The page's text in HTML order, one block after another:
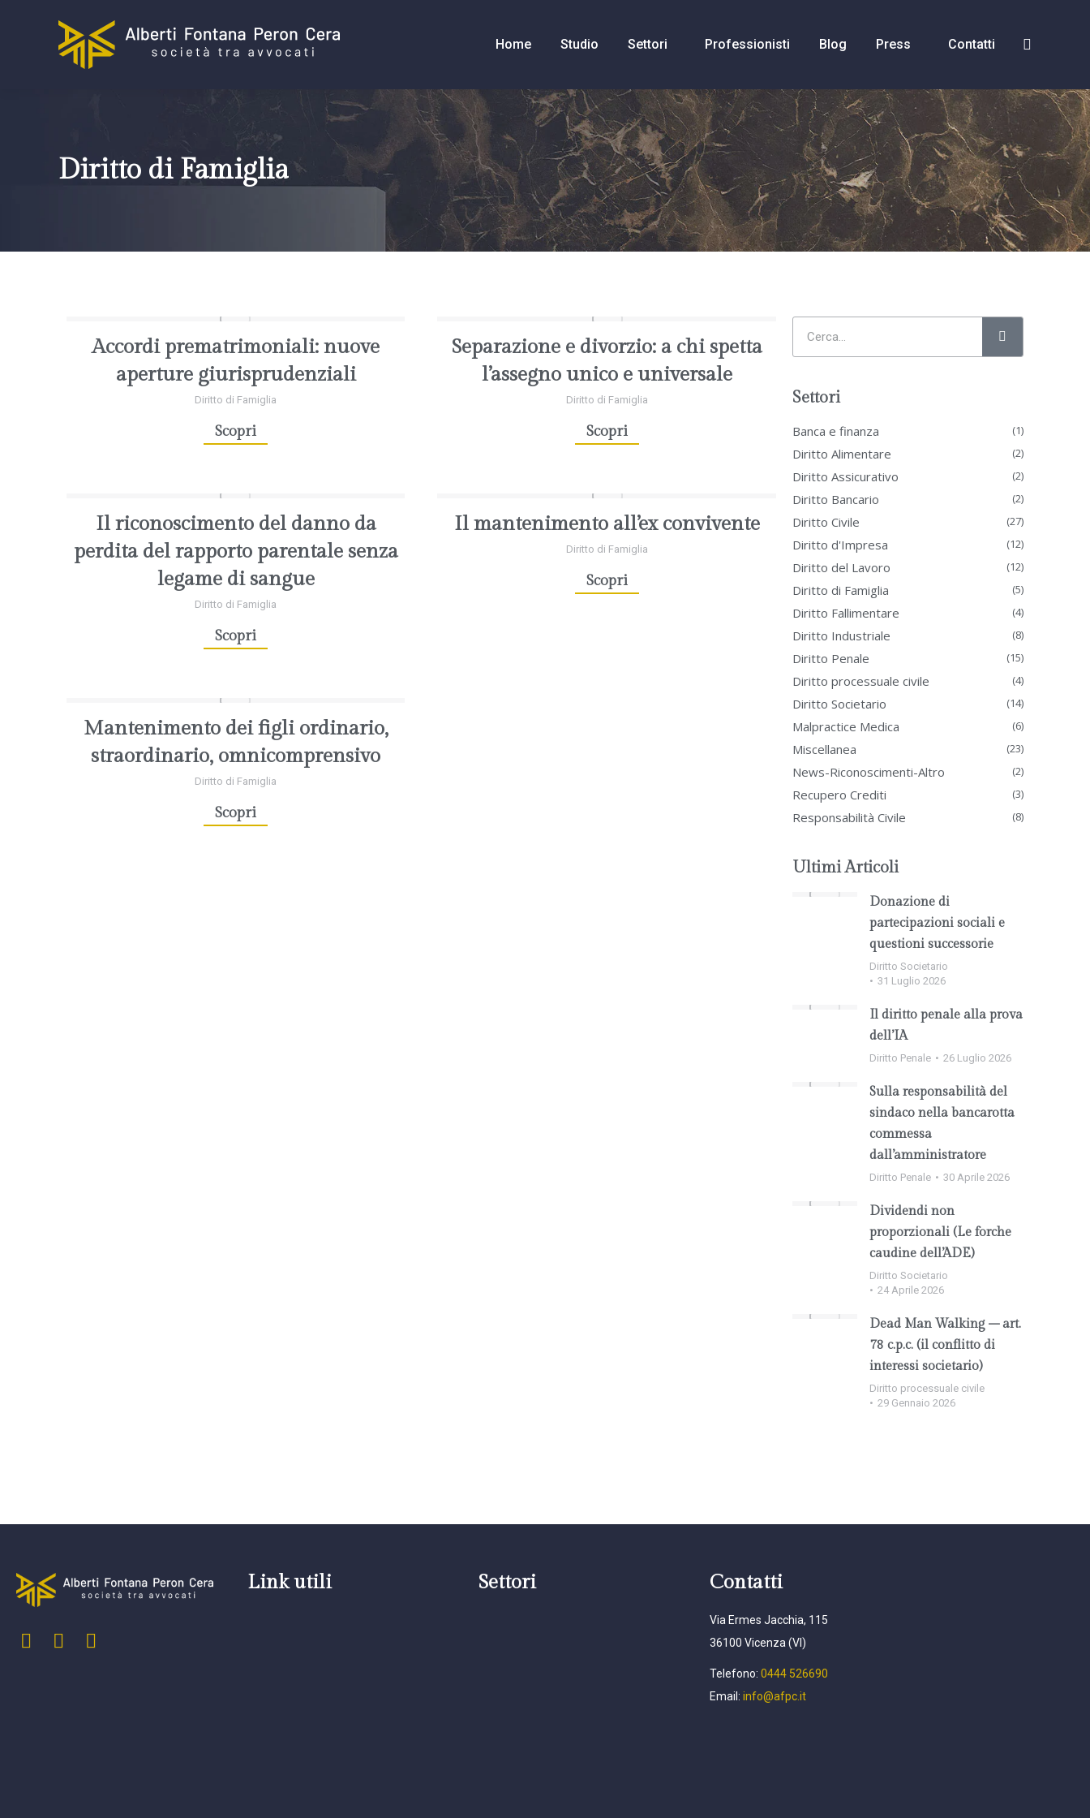
Home Studio Settori Professionisti Blog Press Contatti
Diritto di Famiglia
Accordi prematrimoniali: nuove
aperture giurisprudenziali
Diritto di Famiglia
Scopri
Separazione e divorzio: a chi spetta
l’assegno unico e universale
Diritto di Famiglia
Scopri
Il riconoscimento del danno da
perdita del rapporto parentale senza
legame di sangue
Diritto di Famiglia
Scopri
Il mantenimento all’ex convivente
Diritto di Famiglia
Scopri
Mantenimento dei figli ordinario,
straordinario, omnicomprensivo
Diritto di Famiglia
Scopri
Settori
Banca e finanza (1)
Diritto Alimentare (2)
Diritto Assicurativo (2)
Diritto Bancario (2)
Diritto Civile (27)
Diritto d'Impresa (12)
Diritto del Lavoro (12)
Diritto di Famiglia (5)
Diritto Fallimentare (4)
Diritto Industriale (8)
Diritto Penale (15)
Diritto processuale civile (4)
Diritto Societario (14)
Malpractice Medica (6)
Miscellanea (23)
News-Riconoscimenti-Altro (2)
Recupero Crediti (3)
Responsabilità Civile (8)
Ultimi Articoli
Donazione di
partecipazioni sociali e
questioni successorie
Diritto Societario
31 Luglio 2026
Il diritto penale alla prova
dell’IA
Diritto Penale 26 Luglio 2026
Sulla responsabilità del
sindaco nella bancarotta
commessa
dall’amministratore
Diritto Penale 30 Aprile 2026
Dividendi non
proporzionali (Le forche
caudine dell’ADE)
Diritto Societario
24 Aprile 2026
Dead Man Walking – art.
78 c.p.c. (il conflitto di
interessi societario)
Diritto processuale civile
29 Gennaio 2026
Link utili Settori Contatti
Via Ermes Jacchia, 115
36100 Vicenza (VI)
Telefono: 0444 526690
Email: info@afpc.it